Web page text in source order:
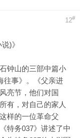
12#
)》
钟山的三部中篇小
往事》。《父亲进
亮节，他们对国
有，对自己的家人
样的一位革命父
特务037》讲述了中